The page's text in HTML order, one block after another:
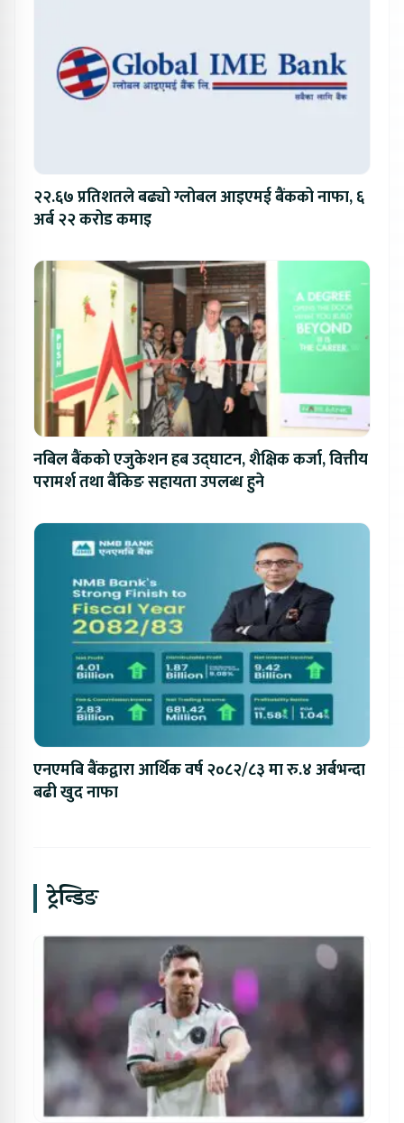
२२.६७ प्रतिशतले बढ्यो ग्लोबल आइएमई बैंकको नाफा, ६
अर्ब २२ करोड कमाइ
नबिल बैंकको एजुकेशन हब उद्घाटन, शैक्षिक कर्जा, वित्तीय
परामर्श तथा बैंकिङ सहायता उपलब्ध हुने
एनएमबि बैंकद्वारा आर्थिक वर्ष २०८२/८३ मा रु.४ अर्बभन्दा
बढी खुद नाफा
ट्रेन्डिङ